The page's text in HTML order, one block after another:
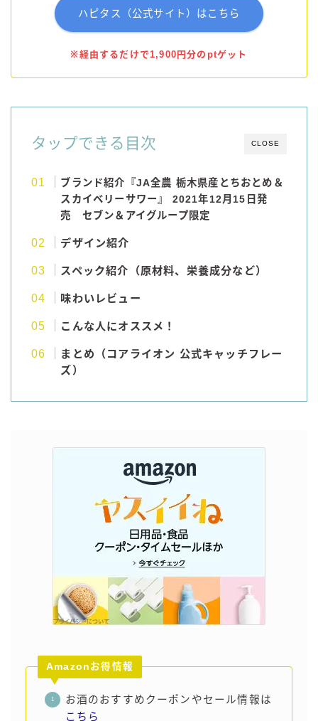
ハピタス（公式サイト）はこちら
※経由するだけで1,900円分のptゲット
CLOSE
タップできる目次
ブランド紹介『JA全農 栃木県産とちおとめ＆
スカイベリーサワー』
2021年12月15 日発
売 セブン＆アイグループ限定
デザイン紹介
スペック紹介（原材料、栄養成分など）
味わいレビュー
こんな人にオススメ！
まとめ（コアライオン 公式キャッチフレー
ズ）
Amazonお得情報
お酒のおすすめクーポンやセール情報は
こちら